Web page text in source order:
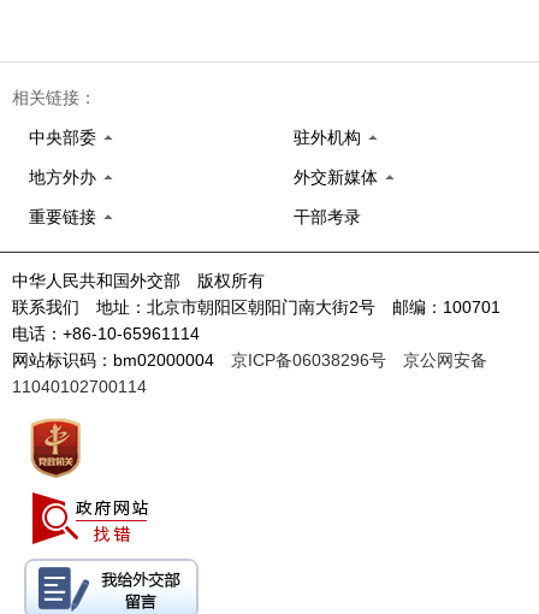
相关链接：
中央部委 驻外机构
地方外办 外交新媒体
重要链接 干部考录
中华人民共和国外交部 版权所有
联系我们 地址：北京市朝阳区朝阳门南大街2号 邮编：100701
电话：+86-10-65961114
网站标识码：bm02000004 京ICP备06038296号
京公网安备
11040102700114